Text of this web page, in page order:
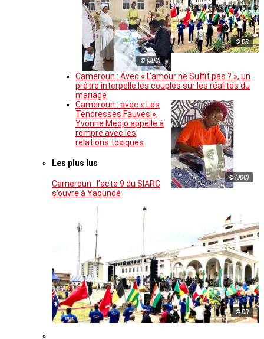
© DR
© (JDC)
Cameroun : Avec « L’amour ne Suffit pas ? », un
prêtre interpelle les couples sur les réalités du
mariage
© (JDC)
Cameroun : avec « Les
Tendresses Fauves »,
Yvonne Medjo appelle à
rompre avec les
relations toxiques
Les plus lus
Cameroun : l’acte 9 du SIARC
s’ouvre à Yaoundé
© DR